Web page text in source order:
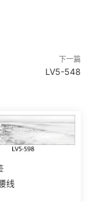
下一篇
LV5-548
线